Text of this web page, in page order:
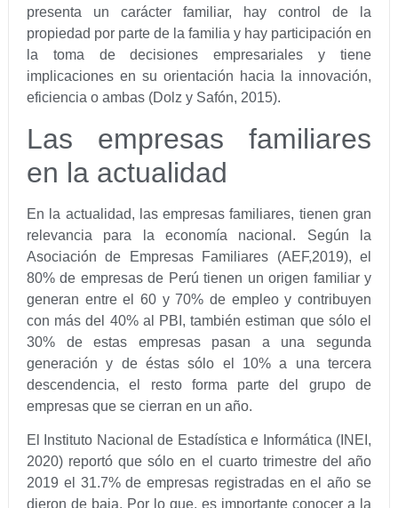
presenta un carácter familiar, hay control de la
propiedad por parte de la familia y hay participación en
la toma de decisiones empresariales y tiene
implicaciones en su orientación hacia la innovación,
eficiencia o ambas (Dolz y Safón, 2015).
Las empresas familiares
en la actualidad
En la actualidad, las empresas familiares, tienen gran
relevancia para la economía nacional. Según la
Asociación de Empresas Familiares (AEF,2019), el
80% de empresas de Perú tienen un origen familiar y
generan entre el 60 y 70% de empleo y contribuyen
con más del 40% al PBI, también estiman que sólo el
30% de estas empresas pasan a una segunda
generación y de éstas sólo el 10% a una tercera
descendencia, el resto forma parte del grupo de
empresas que se cierran en un año.
El Instituto Nacional de Estadística e Informática (INEI,
2020) reportó que sólo en el cuarto trimestre del año
2019 el 31.7% de empresas registradas en el año se
dieron de baja. Por lo que, es importante conocer a la